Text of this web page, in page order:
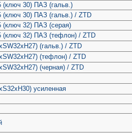
(ключ 30) ПАЗ (гальв.)
(ключ 30) ПАЗ (гальв.) / ZTD
(ключ 32) ПАЗ (серая)
(ключ 32) ПАЗ (тефлон) / ZTD
(гальв.) / ZTD
(тефлон) / ZTD
(черная) / ZTD
усиленная